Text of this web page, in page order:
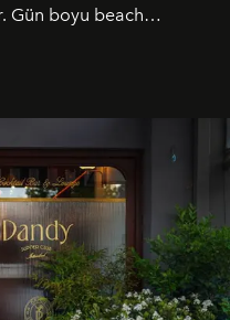
Gün boyu beach
buluşuyor.
bu özel
gün batımından
bir deneyim sunuyor.